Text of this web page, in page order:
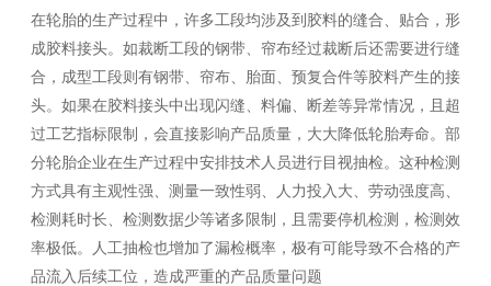
在轮胎的生产过程中，许多工段均涉及到胶料的缝合、贴合，形
成胶料接头。如裁断工段的钢带、帘布经过裁断后还需要进行缝
合，成型工段则有钢带、帘布、胎面、预复合件等胶料产生的接
头。如果在胶料接头中出现闪缝、料偏、断差等异常情况，且超
过工艺指标限制，会直接影响产品质量，大大降低轮胎寿命。部
分轮胎企业在生产过程中安排技术人员进行目视抽检。这种检测
方式具有主观性强、测量一致性弱、人力投入大、劳动强度高、
检测耗时长、检测数据少等诸多限制，且需要停机检测，检测效
率极低。人工抽检也增加了漏检概率，极有可能导致不合格的产
品流入后续工位，造成严重的产品质量问题